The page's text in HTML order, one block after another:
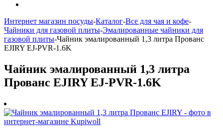
Интернет магазин посуды-Каталог-Все для чая и кофе-
Чайники для газовой плиты-Эмалированные чайники для
газовой плиты-Чайник эмалированный 1,3 литра Прованс
EJIRY EJ-PVR-1.6K
Чайник эмалированный 1,3 литра
Прованс EJIRY EJ-PVR-1.6K